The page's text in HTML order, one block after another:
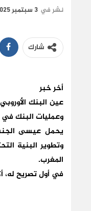
نشر في 3 سبتمبر 2025 الساعة 21 و 26 دقيقة
شارك
أخر خبر
عين البنك
وعمليات البنك في
يحمل عيسى
وتطوير البنية
المغرب.
في أول تصريح له،